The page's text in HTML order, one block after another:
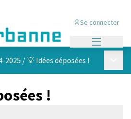
Se connecter
2025 /💡 Idées déposées !
!